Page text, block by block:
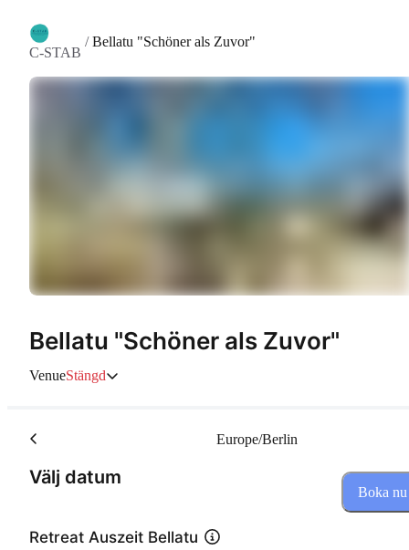
C-STAB
/Bellatu "Schöner als Zuvor"
Bellatu "Schöner als Zuvor"
VenueStängd
Välj datum
Europe/Berlin
Retreat Auszeit Bellatu
Boka nu